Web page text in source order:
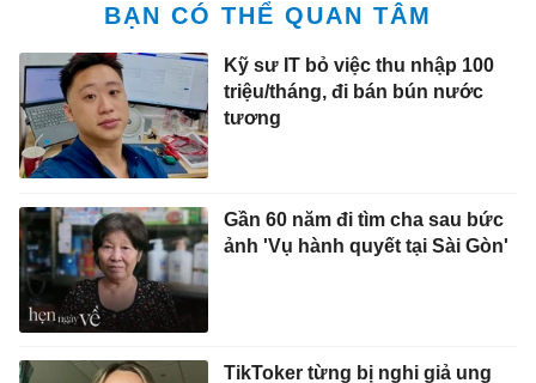
BẠN CÓ THỂ QUAN TÂM
Kỹ sư IT bỏ việc thu nhập 100
triệu/tháng, đi bán bún nước
tương
Gần 60 năm đi tìm cha sau bức
ảnh 'Vụ hành quyết tại Sài Gòn'
TikToker từng bị nghi giả ung